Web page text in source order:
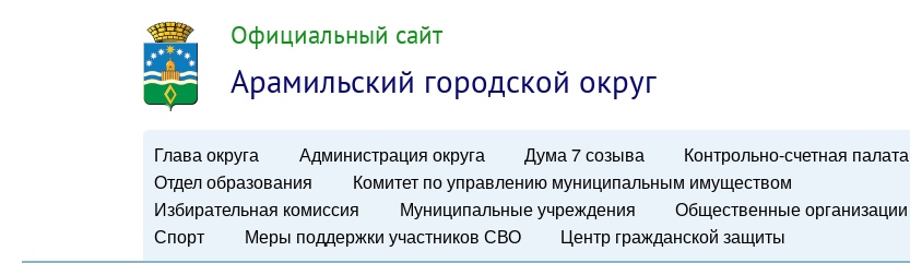
Официальный сайт
Арамильский городской округ
Глава округа Администрация округа Дума 7 созыва
Контрольно-счетная палата
Отдел образования
Комитет по управлению муниципальным имуществом
Избирательная комиссия
Муниципальные учреждения Общественные организации
Спорт
Меры поддержки участников СВО Центр гражданской защиты